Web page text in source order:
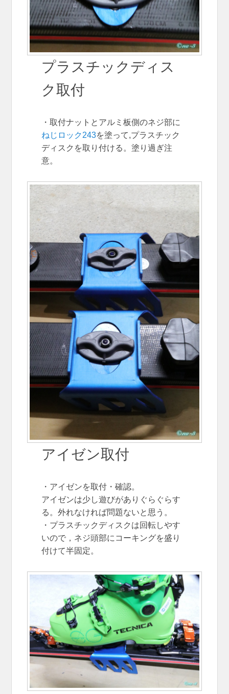
プラスチックディス
ク取付
・取付ナットとアルミ板側のネジ部に
ねじロック243を塗って,プラスチック
ディスクを取り付ける。塗り過ぎ注
意。
アイゼン取付
・アイゼンを取付・確認。
アイゼンは少し遊びがありぐらぐらす
る。外れなければ問題ないと思う。
・プラスチックディスクは回転しやす
いので，ネジ頭部にコーキングを盛り
付けて半固定。